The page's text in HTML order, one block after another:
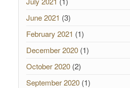
June 2021 (3)
February 2021 (1)
December 2020(1)
October 2020(2)
September 2020(1)